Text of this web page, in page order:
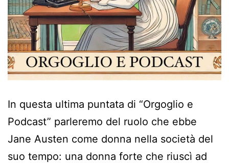
In questa ultima puntata di “Orgoglio e
Podcast” parleremo del ruolo che ebbe
Jane Austen come donna nella società del
suo tempo: una donna forte che riuscì ad